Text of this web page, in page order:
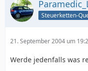
Steuerketten-
21. September 2004 um
Werde jedenfalls was